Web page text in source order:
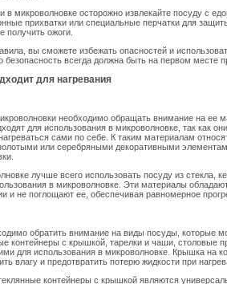
в микроволновке осторожно извлекайте посуду с
прихватки или специальные перчатки для
получить ожоги.
вы сможете избежать опасностей и
всегда должна быть на первом месте
для нагревания
необходимо обращать внимание на ее
для использования в микроволновке, так как
сами по себе. К таким материалам
или серебряными декоративными
лучше всего использовать посуду из стекла,
в микроволновке. Эти материалы
и не поглощают ее, обеспечивая равномерное
обратить внимание на виды посуды, которые
контейнеры с крышкой, тарелки и чаши, столовые
для использования в микроволновке. Крышка на
влагу и предотвратить потерю жидкости при
контейнеры с крышкой являются